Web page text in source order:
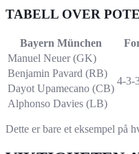
TABELL OVER
Bayern München
Manuel Neuer (GK)
4-3-
Benjamin Pavard (RB)
Dayot Upamecano (CB)
Alphonso Davies (LB)
Dette er bare et eksempel på